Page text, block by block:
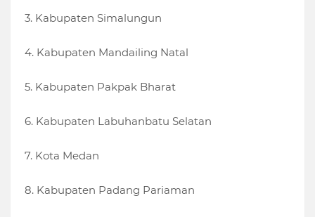
3. Kabupaten Simalungun
4. Kabupaten Mandailing Natal
5. Kabupaten Pakpak Bharat
6. Kabupaten Labuhanbatu Selatan
7. Kota Medan
8. Kabupaten Padang Pariaman